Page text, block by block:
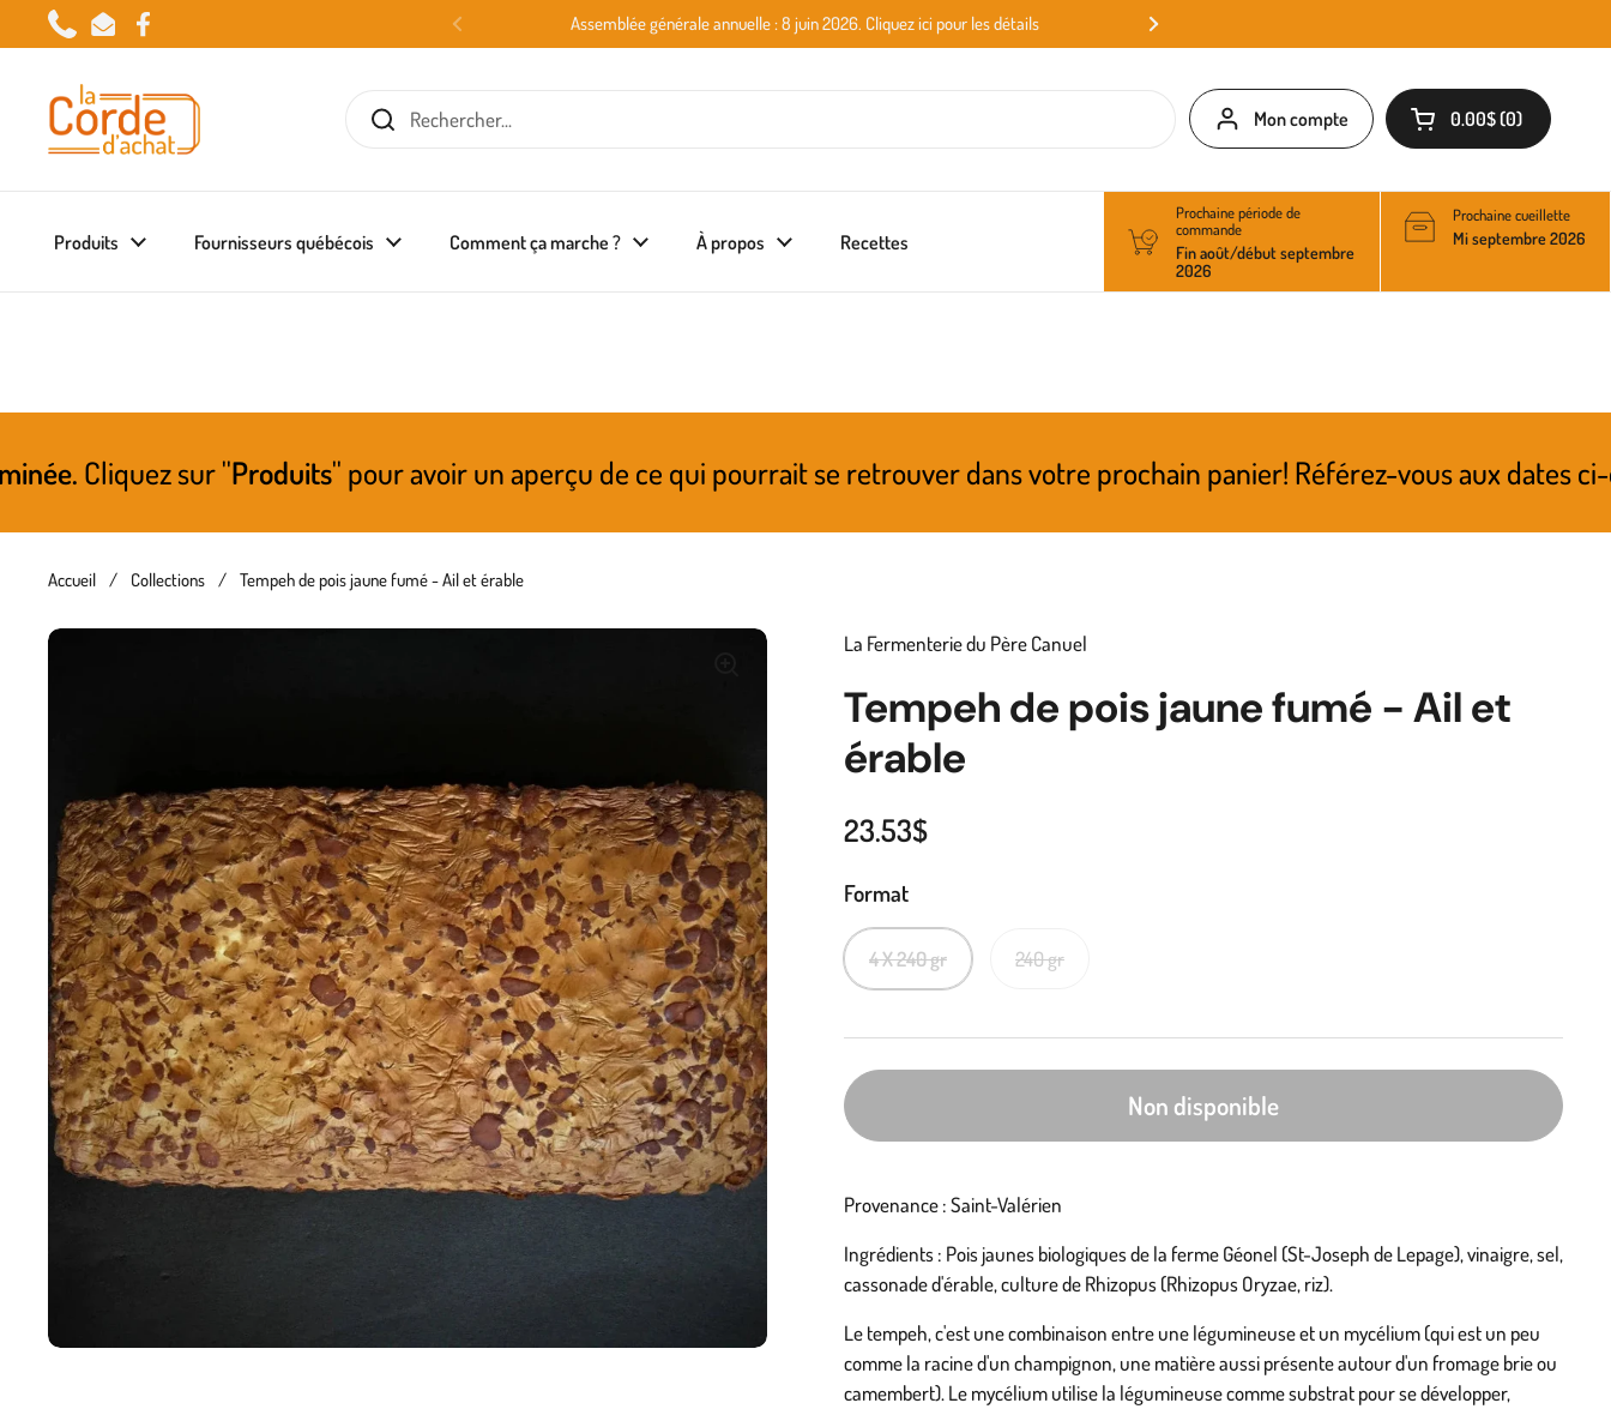
Passer au contenu
PhoneEmailFacebook
Assemblée générale annuelle : 8 juin 2026. Cliquez ici pour les détails
Mon compte Ouvrir le panier
0.00$ 0
Produits Fournisseurs québécois Comment ça marche ? À propos Recettes
Prochaine période de
commande
Fin août/début septembre
2026
Prochaine cueillette
Mi septembre 2026
sur ''Produits'' pour avoir un aperçu de ce qui pourrait se retrouver dans votre prochain panier! Référez-vous aux dates ci-dessus
Accueil / Collections / Tempeh de pois jaune fumé - Ail et érable
La Fermenterie du Père Canuel
Tempeh de pois jaune fumé - Ail et
érable
23.53$
Format
4 X 240 gr 240 gr
Non disponible
Provenance : Saint-Valérien
Ingrédients : Pois jaunes biologiques de la ferme Géonel (St-Joseph de Lepage), vinaigre, sel,
cassonade d'érable, culture de Rhizopus (Rhizopus Oryzae, riz).
Le tempeh, c'est une combinaison entre une légumineuse et un mycélium (qui est un peu
comme la racine d'un champignon, une matière aussi présente autour d'un fromage brie ou
camembert). Le mycélium utilise la légumineuse comme substrat pour se développer,